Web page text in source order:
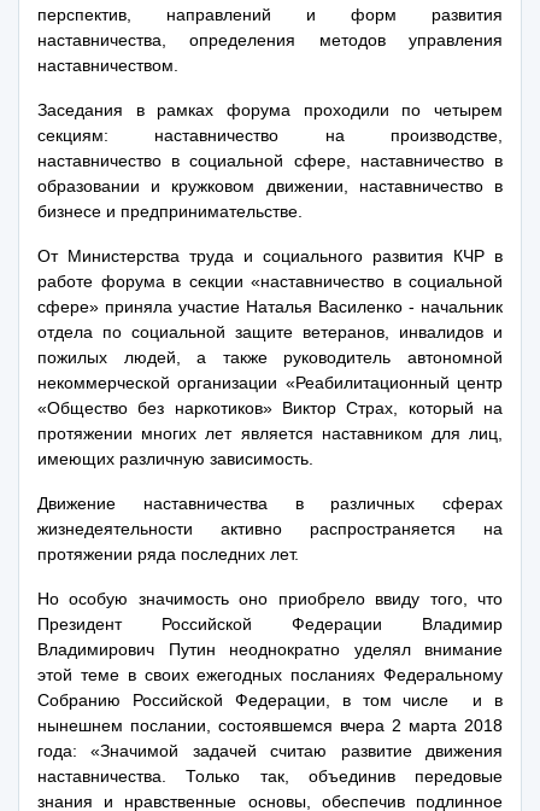
перспектив, направлений и форм развития
наставничества, определения методов управления
наставничеством.
Заседания в рамках форума проходили по четырем
секциям: наставничество на производстве,
наставничество в социальной сфере, наставничество в
образовании и кружковом движении, наставничество в
бизнесе и предпринимательстве.
От Министерства труда и социального развития КЧР в
работе форума в секции «наставничество в социальной
сфере» приняла участие Наталья Василенко - начальник
отдела по социальной защите ветеранов, инвалидов и
пожилых людей, а также руководитель автономной
некоммерческой организации «Реабилитационный центр
«Общество без наркотиков» Виктор Страх, который на
протяжении многих лет является наставником для лиц,
имеющих различную зависимость.
Движение наставничества в различных сферах
жизнедеятельности активно распространяется на
протяжении ряда последних лет.
Но особую значимость оно приобрело ввиду того, что
Президент Российской Федерации Владимир
Владимирович Путин неоднократно уделял внимание
этой теме в своих ежегодных посланиях Федеральному
Собранию Российской Федерации, в том числе и в
нынешнем послании, состоявшемся вчера 2 марта 2018
года: «Значимой задачей считаю развитие движения
наставничества. Только так, объединив передовые
знания и нравственные основы, обеспечив подлинное